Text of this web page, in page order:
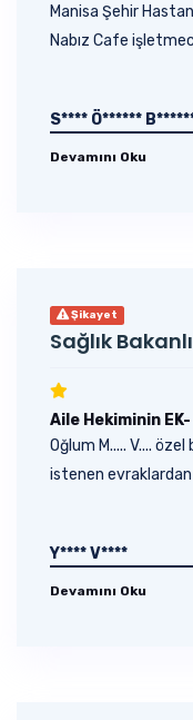
Manisa Şehir
Nabız Cafe
S**** Ö******
Devamını Oku
Şikayet
Sağlık
Aile Hekiminin
Oğlum M..... V....
istenen evraklardan
Y**** V****
Devamını Oku